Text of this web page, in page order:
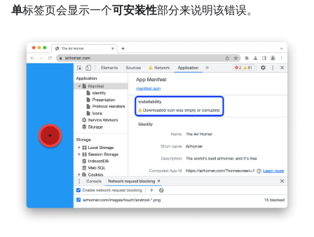
单标签页会显示一个可安装性部分来说明该错误。